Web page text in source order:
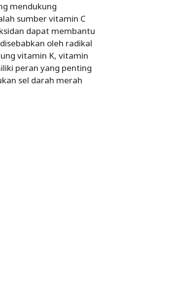
mendukung
sumber vitamin C
dapat membantu
oleh radikal
vitamin K, vitamin
peran yang penting
sel darah merah